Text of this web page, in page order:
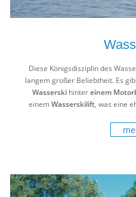
Diese Königsdisziplin des
langem großer Beliebtheit. Es
Wasserskihintereinem
einemWasserskilift, was eine